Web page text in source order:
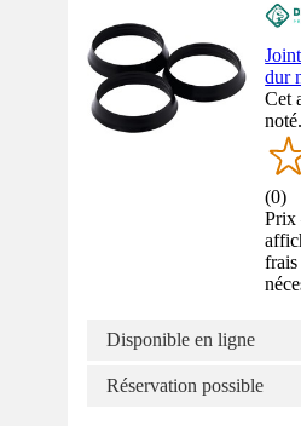
dur
Cet
noté.
(0)
Prix
frais
Disponible en ligne
Réservation possible